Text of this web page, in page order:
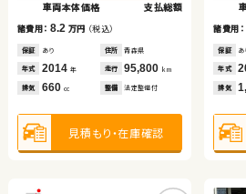
車両本体価格
支払総額
諸費用：8.2 万円 （税込）
保証 あり 住所 青森県
年式 2014 年 走行 95,800 km
排気 660 cc 整備 法定整備付
見積もり・在庫確認
諸費用：
保証 あ
年式
排気
車両本体価格
支払総額
諸費用：5.0 万円 （税込）
保証 あり 住所 徳島県
年式 2020 年 走行 51,600 km
排気 1,300 整備 法定整備付
見積もり・在庫確認
諸費用：
保証 な
年式
排気
386.8万円
車両本体価格
諸費用：12.9万円 （税込）
保証 あり 住所 埼玉県
排気 2,500cc 整備 法定整備付
諸費用：
保証 あ
排気